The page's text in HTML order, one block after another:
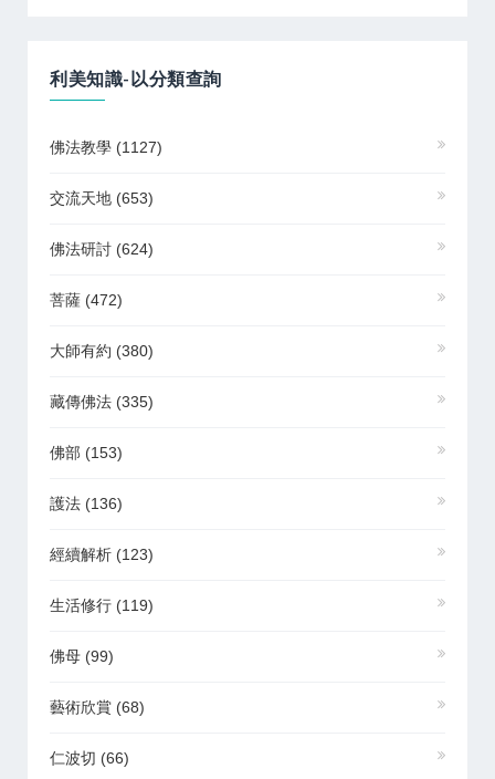
利美知識-以分類查詢
佛法教學 (1127)
交流天地 (653)
佛法研討 (624)
菩薩 (472)
大師有約 (380)
藏傳佛法 (335)
佛部 (153)
護法 (136)
經續解析 (123)
生活修行 (119)
佛母 (99)
藝術欣賞 (68)
仁波切 (66)